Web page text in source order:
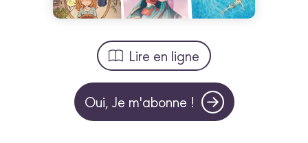
Lire en ligne
Oui, Je m'abonne !